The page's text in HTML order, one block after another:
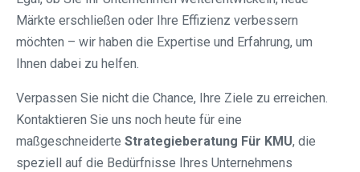
Märkte erschließen oder Ihre Effizienz verbessern
möchten – wir haben die Expertise und Erfahrung, um
Ihnen dabei zu helfen.
Verpassen Sie nicht die Chance, Ihre Ziele zu erreichen.
Kontaktieren Sie uns noch heute für eine
maßgeschneiderte Strategieberatung Für KMU, die
speziell auf die Bedürfnisse Ihres Unternehmens